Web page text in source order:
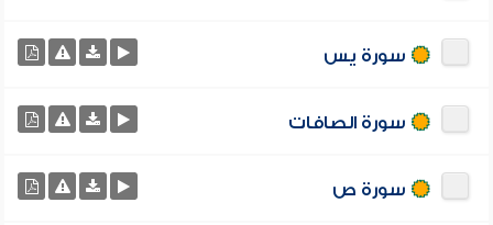
سورة يس
سورة الصافات
سورة ص